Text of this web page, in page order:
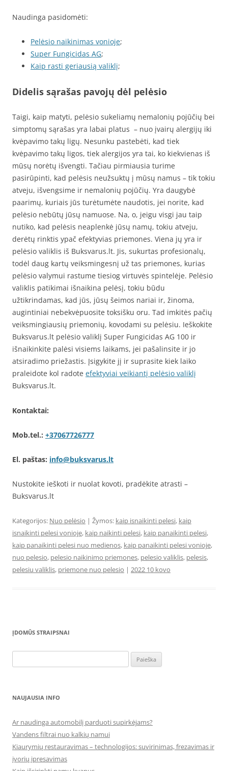
Naudinga pasidomėti:
Pelėsio naikinimas vonioje;
Super Fungicidas AG;
Kaip rasti geriausią valiklį;
Didelis sąrašas pavojų dėl pelėsio
Taigi, kaip matyti, pelėsio sukeliamų nemalonių pojūčių bei
simptomų sąrašas yra labai platus – nuo įvairų alergijų iki
kvėpavimo takų ligų. Nesunku pastebėti, kad tiek
kvėpavimo takų ligos, tiek alergijos yra tai, ko kiekvienas iš
mūsų norėtų išvengti. Tačiau pirmiausia turime
pasirūpinti, kad pelėsis neužsuktų į mūsų namus – tik tokiu
atveju, išvengsime ir nemalonių pojūčių. Yra daugybė
paarimų, kuriais jūs turėtumėte naudotis, jei norite, kad
pelėsio nebūtų jūsų namuose. Na, o, jeigu visgi jau taip
nutiko, kad pelėsis neaplenkė jūsų namų, tokiu atveju,
derėtų rinktis ypač efektyvias priemones. Viena jų yra ir
pelėsio valiklis iš Buksvarus.lt. Jis, sukurtas profesionalų,
todėl daug kartų veiksmingesnį už tas priemones, kurias
pelėsio valymui rastume tiesiog virtuvės spintelėje. Pelėsio
valiklis patikimai išnaikina pelėsį, tokiu būdu
užtikrindamas, kad jūs, jūsų šeimos nariai ir, žinoma,
augintiniai nebekvėpuosite toksišku oru. Tad imkitės pačių
veiksmingiausių priemonių, kovodami su pelėsiu. Ieškokite
Buksvarus.lt pelėsio valiklį Super Fungicidas AG 100 ir
išnaikinkite palėsi visiems laikams, jei pašalinsite ir jo
atsiradimo priežastis. Įsigykite jį ir suprasite kiek laiko
praleidote kol radote efektyviai veikiantį pelėsio valiklį
Buksvarus.lt.
Kontaktai:
Mob.tel.: +37067726777
El. paštas: info@buksvarus.lt
Nustokite ieškoti ir nuolat kovoti, pradėkite atrasti –
Buksvarus.lt
Kategorijos: Nuo pelėsio | Žymos: kaip isnaikinti pelesi, kaip
isnaikinti pelesi vonioje, kaip naikinti pelesi, kaip panaikinti pelesi,
kaip panaikinti pelesi nuo medienos, kaip panaikinti pelesi vonioje,
nuo pelesio, pelesio naikinimo priemones, pelesio valiklis, pelesis,
pelesiu valiklis, priemone nuo pelesio | 2022 10 kovo
ĮDOMŪS STRAIPSNAI
NAUJAUSIA INFO
Ar naudinga automobilį parduoti supirkėjams?
Vandens filtrai nuo kalkių namui
Kiaurymių restauravimas – technologijos: suvirinimas, frezavimas ir
įvorių įpresavimas